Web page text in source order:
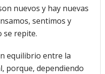
nuevos y hay nuevas
sentimos y
se repite.
equilibrio entre la
porque, dependiendo